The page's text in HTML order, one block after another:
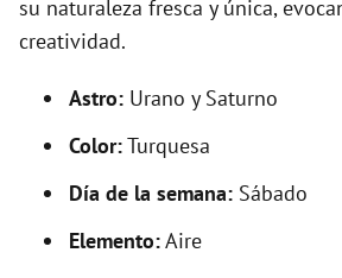
su naturaleza fresca y única,
creatividad.
Astro: Urano y Saturno
Color:Turquesa
Día de la semana: Sábado
Elemento:Aire